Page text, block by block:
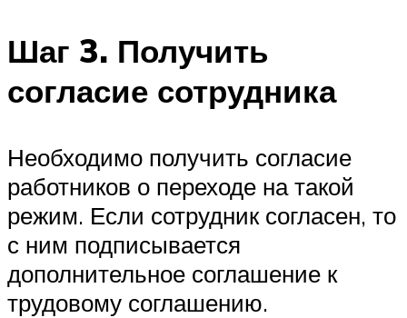
Шаг 3. Получить
согласие сотрудника
Необходимо получить согласие
работников о переходе на такой
режим. Если сотрудник согласен, то
с ним подписывается
дополнительное соглашение к
трудовому соглашению.